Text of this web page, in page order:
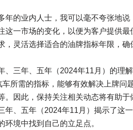
年的业内人士，我可以毫不夸张地
这一市场的变化，以便为客户提供
，灵活选择适合的油牌指标年限，确
、三年、五年（2024年11月）的理
车所需的指标，能够有效解决上牌问
因此，保持关注相关动态将有助于
年、五年（2024年11月）揭示了这
境中找到自己的立足点。